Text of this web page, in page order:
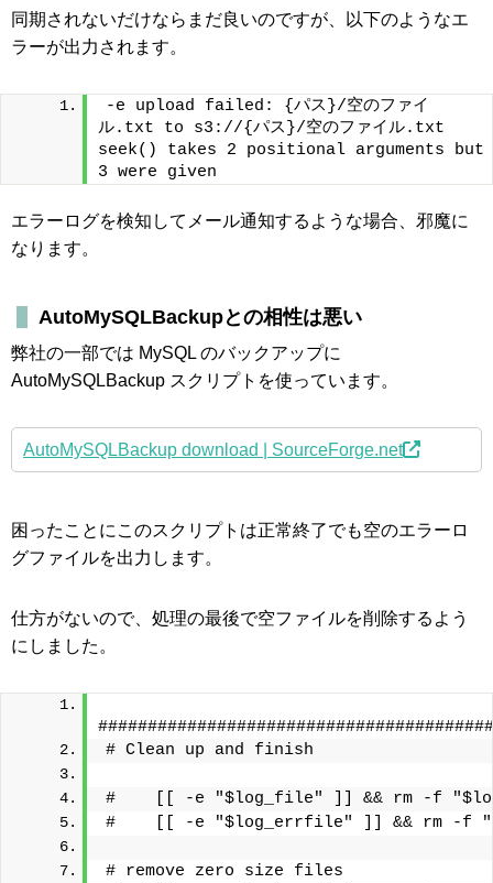
同期されないだけならまだ良いのですが、以下のようなエ
ラーが出力されます。
-e upload failed: {パス}/空のファイ
ル.txt to s3://{パス}/空のファイル.txt
seek() takes 2 positional arguments but
3 were given
エラーログを検知してメール通知するような場合、邪魔に
なります。
AutoMySQLBackupとの相性は悪い
弊社の一部では MySQL のバックアップに
AutoMySQLBackup スクリプトを使っています。
AutoMySQLBackup download | SourceForge.net
困ったことにこのスクリプトは正常終了でも空のエラーロ
グファイルを出力します。
仕方がないので、処理の最後で空ファイルを削除するよう
にしました。
# Clean up and finish
#    [[ -e "$log_file" ]] && rm -f
#    [[ -e "$log_errfile" ]] && rm -f
# remove zero size files